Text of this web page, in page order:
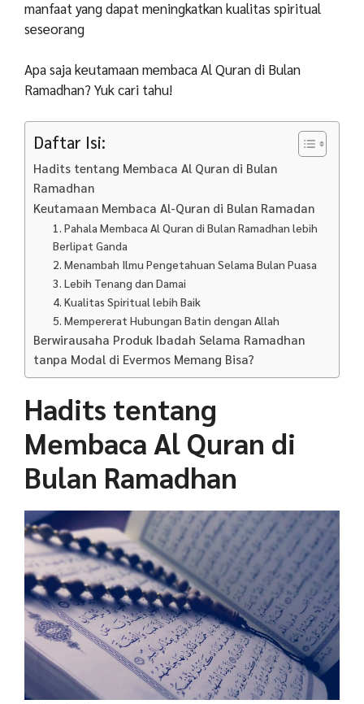
manfaat yangdapat meningkatkankualitas spiritual
seseorang
Apa saja keutamaan membaca Al Quran di Bulan
Ramadhan? Yuk cari tahu!
Daftar Isi:
Hadits tentang Membaca Al Quran di Bulan
Ramadhan
Keutamaan Membaca Al-Quran di Bulan Ramadan
1. Pahala Membaca Al Quran di Bulan Ramadhan lebih
Berlipat Ganda
2. Menambah Ilmu Pengetahuan Selama Bulan Puasa
3. Lebih Tenang dan Damai
4. Kualitas Spiritual lebih Baik
5. Mempererat Hubungan Batin dengan Allah
Berwirausaha Produk Ibadah Selama Ramadhan
tanpa Modal di Evermos Memang Bisa?
Hadits tentang
Membaca Al Quran di
Bulan Ramadhan